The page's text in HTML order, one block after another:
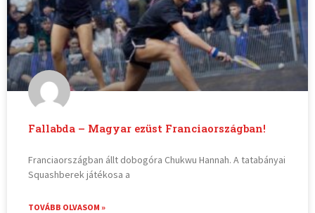
Fallabda – Magyar ezüst Franciaországban!
Franciaországban állt dobogóra Chukwu Hannah. A tatabányai
Squashberek játékosa a
TOVÁBB OLVASOM »